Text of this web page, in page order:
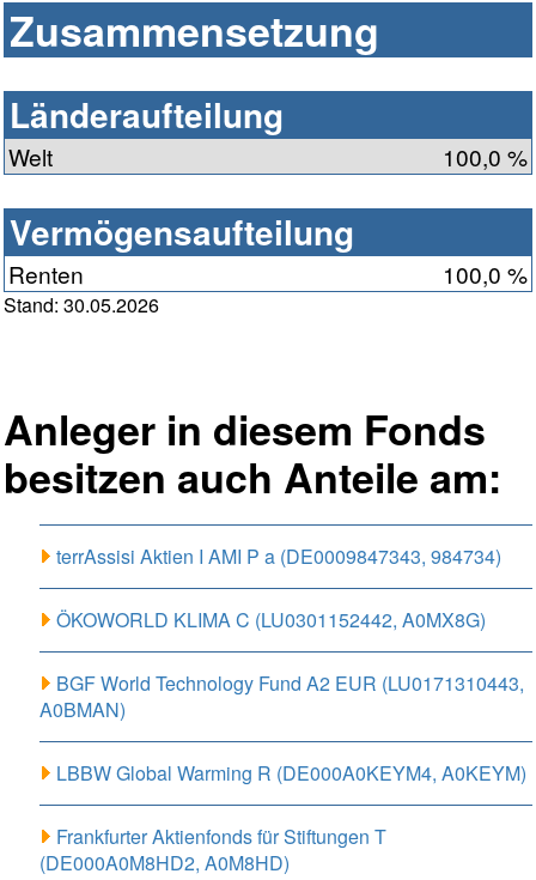
Zusammensetzung
Länderaufteilung
Welt 100,0 %
Vermögensaufteilung
Renten 100,0 %
Stand: 30.05.2026
Anleger in diesem Fonds
besitzen auch Anteile am:
terrAssisi Aktien I AMI P a (DE0009847343, 984734)
ÖKOWORLD KLIMA C (LU0301152442, A0MX8G)
BGF World Technology Fund A2 EUR (LU0171310443,
A0BMAN)
LBBW Global Warming R (DE000A0KEYM4, A0KEYM)
Frankfurter Aktienfonds für Stiftungen T
(DE000A0M8HD2, A0M8HD)